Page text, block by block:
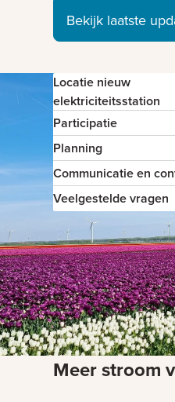
Bekijk laatste
Locatie nieuw
elektriciteitsstation
Participatie
Planning
Communicatie en
Veelgestelde vragen
Meer stroom